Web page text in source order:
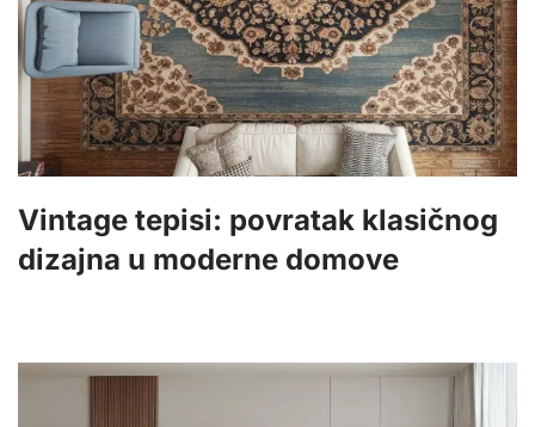
Vintage tepisi: povratak klasičnog
dizajna u moderne domove